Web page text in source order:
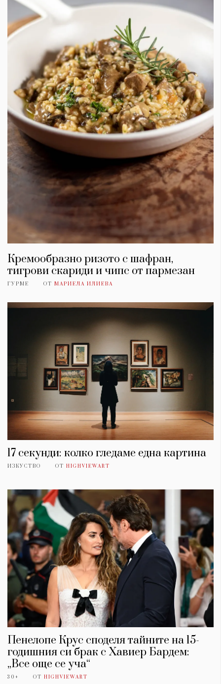
Кремообразно ризото с шафран,
тигрови скариди и чипс от пармезан
ГУРМЕ ОТ МАРИЕЛА ИЛИЕВА
17 секунди: колко гледаме една картина
ИЗКУСТВО ОТ HIGHVIEWART
Пенелопе Крус споделя тайните на 15-
годишния си брак с Хавиер Бардем:
„Все още се уча“
30+ ОТ HIGHVIEWART